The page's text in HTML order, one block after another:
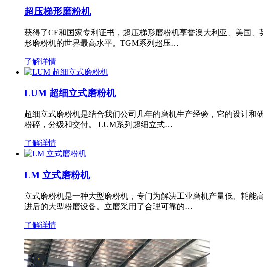
超压梯形磨粉机
获得了CE和国家专利证书，超压梯形磨粉机享誉澳大利亚、美国
形磨粉机的世界最高水平。TGM系列超压…
了解详情
LUM 超细立式磨粉机
超细立式磨粉机是结合我们公司几年的磨机生产经验，它的设计
粉碎，分级和交付。 LUM系列超细立式…
了解详情
LM 立式磨粉机
立式磨粉机是一种大型磨粉机，专门为解决工业磨机产量低、耗
进后的大型粉磨设备。立磨采用了合理可靠的…
了解详情